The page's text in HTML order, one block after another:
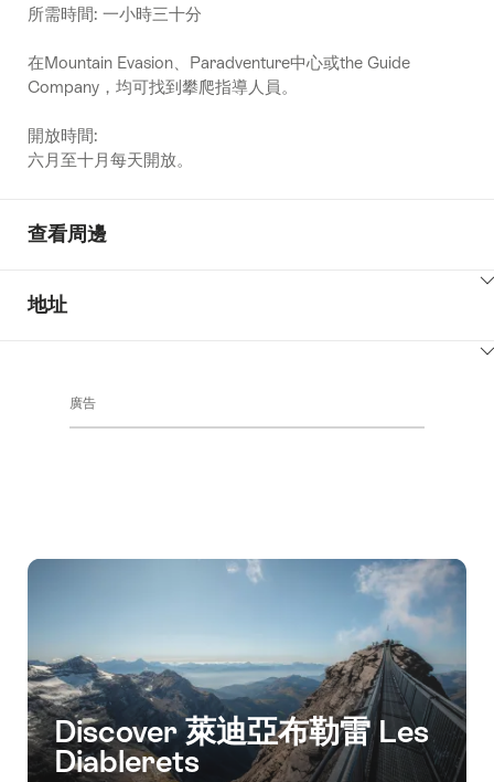
所需時間: 一小時三十分
在Mountain Evasion、Paradventure中心或the Guide
Company，均可找到攀爬指導人員。
開放時間:
六月至十月每天開放。
查看周邊
ClickToViewContent
地址
廣告
Discover 萊迪亞布勒雷 Les
Diablerets